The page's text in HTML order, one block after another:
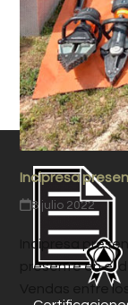
Incipresa
8 julio 2022
Incipresa
presente en el
Vendas entre